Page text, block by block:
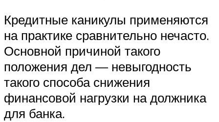
Кредитные каникулы применяются
на практике сравнительно нечасто.
Основной причиной такого
положения дел — невыгодность
такого способа снижения
финансовой нагрузки на должника
для банка.